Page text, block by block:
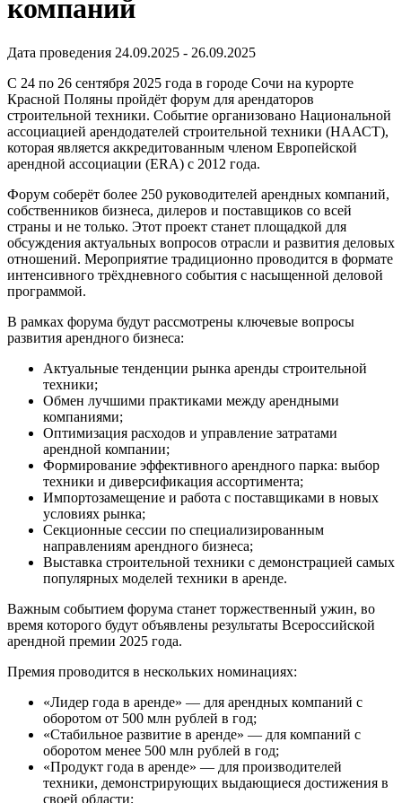
компаний
Дата проведения 24.09.2025 - 26.09.2025
С 24 по 26 сентября 2025 года в городе Сочи на курорте
Красной Поляны пройдёт форум для арендаторов
строительной техники. Событие организовано Национальной
ассоциацией арендодателей строительной техники (НААСТ),
которая является аккредитованным членом Европейской
арендной ассоциации (ERA) с 2012 года.
Форум соберёт более 250 руководителей арендных компаний,
собственников бизнеса, дилеров и поставщиков со всей
страны и не только. Этот проект станет площадкой для
обсуждения актуальных вопросов отрасли и развития деловых
отношений. Мероприятие традиционно проводится в формате
интенсивного трёхдневного события с насыщенной деловой
программой.
В рамках форума будут рассмотрены ключевые вопросы
развития арендного бизнеса:
Актуальные тенденции рынка аренды строительной
техники;
Обмен лучшими практиками между арендными
компаниями;
Оптимизация расходов и управление затратами
арендной компании;
Формирование эффективного арендного парка: выбор
техники и диверсификация ассортимента;
Импортозамещение и работа с поставщиками в новых
условиях рынка;
Секционные сессии по специализированным
направлениям арендного бизнеса;
Выставка строительной техники с демонстрацией самых
популярных моделей техники в аренде.
Важным событием форума станет торжественный ужин, во
время которого будут объявлены результаты Всероссийской
арендной премии 2025 года.
Премия проводится в нескольких номинациях:
«Лидер года в аренде» — для арендных компаний с
оборотом от 500 млн рублей в год;
«Стабильное развитие в аренде» — для компаний с
оборотом менее 500 млн рублей в год;
«Продукт года в аренде» — для производителей
техники, демонстрирующих выдающиеся достижения в
своей области;